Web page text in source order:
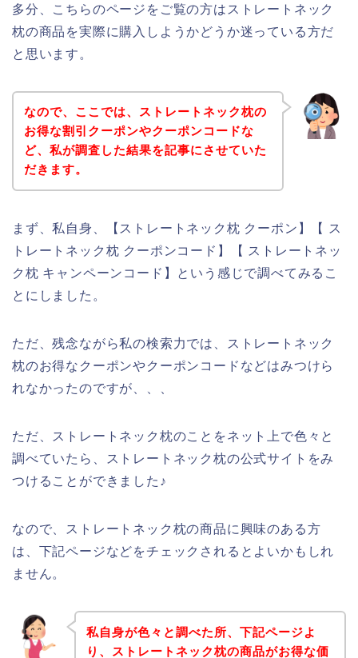
多分、こちらのページをご覧の方はストレートネック
枕の商品を実際に購入しようかどうか迷っている方だ
と思います。
なので、ここでは、ストレートネック枕の
お得な割引クーポンやクーポンコードな
ど、私が調査した結果を記事にさせていた
だきます。
まず、私自身、【ストレートネック枕 クーポン】【 ス
トレートネック枕 クーポンコード】【 ストレートネッ
ク枕 キャンペーンコード】という感じで調べてみるこ
とにしました。
ただ、残念ながら私の検索力では、ストレートネック
枕のお得なクーポンやクーポンコードなどはみつけら
れなかったのですが、、、
ただ、ストレートネック枕のことをネット上で色々と
調べていたら、ストレートネック枕の公式サイトをみ
つけることができました♪
なので、ストレートネック枕の商品に興味のある方
は、下記ページなどをチェックされるとよいかもしれ
ません。
私自身が色々と調べた所、下記ページよ
り、ストレートネック枕の商品がお得な価